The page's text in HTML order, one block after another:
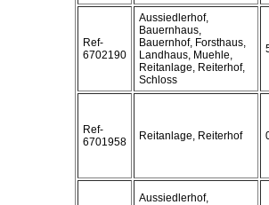
Ref-
6702190
Aussiedlerhof,
Bauernhaus,
Bauernhof, Forsthaus,
Landhaus, Muehle,
Reitanlage, Reiterhof,
Schloss
Ref-
6701958
Reitanlage, Reiterhof
Aussiedlerhof,